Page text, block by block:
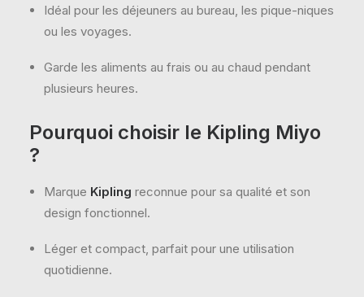
Idéal pour les déjeuners au bureau, les pique-niques
ou les voyages.
Garde les aliments au frais ou au chaud pendant
plusieurs heures.
Pourquoi choisir le Kipling Miyo
?
Marque Kipling reconnue pour sa qualité et son
design fonctionnel.
Léger et compact, parfait pour une utilisation
quotidienne.